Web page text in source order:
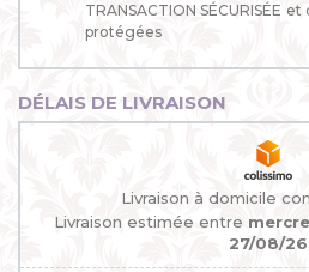
TRANSACTION SÉCURISÉE et
protégées
DÉLAIS DE LIVRAISON
Livraison à domicile
Livraison estimée entre
27/08/26